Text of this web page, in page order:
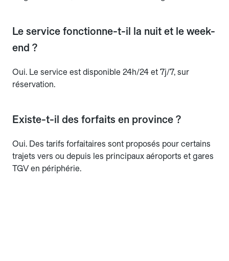
Le service fonctionne-t-il la nuit et le week-
end ?
Oui. Le service est disponible 24h/24 et 7j/7, sur
réservation.
Existe-t-il des forfaits en province ?
Oui. Des tarifs forfaitaires sont proposés pour certains
trajets vers ou depuis les principaux aéroports et gares
TGV en périphérie.